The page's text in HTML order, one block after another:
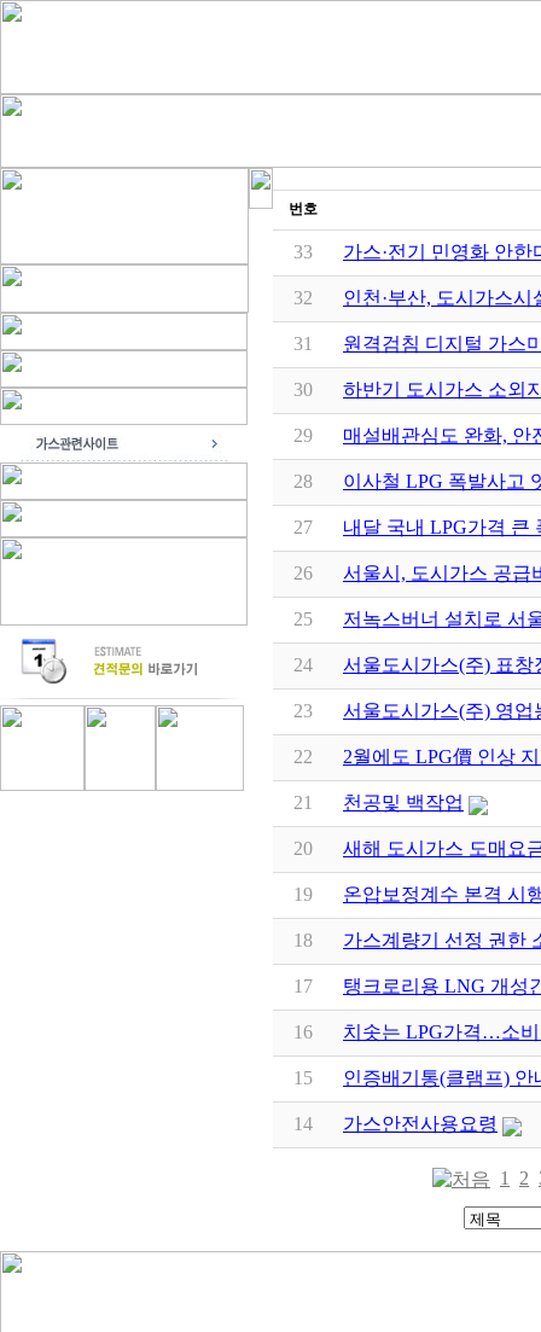
번호
33 가스·전기 민영화 안한
32 인천·부산, 도시가스
31 원격검침 디지털 가스
30 하반기 도시가스 소외
29 매설배관심도 완화, 안
28 이사철 LPG 폭발사고
27 내달 국내 LPG가격 큰
26 서울시, 도시가스 공급
25 저녹스버너 설치로 서
24 서울도시가스(주) 표창
23 서울도시가스(주) 영업
22 2월에도 LPG價 인상
21 천공및 백작업
20 새해 도시가스 도매요
19 온압보정계수 본격 시
18 가스계량기 선정 권한
17 탱크로리용 LNG 개성
16 치솟는 LPG가격…소비
15 인증배기통(클램프) 안
14 가스안전사용요령
1 2